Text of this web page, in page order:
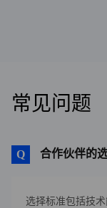
常见问题
合作伙伴的
选择标准包括技